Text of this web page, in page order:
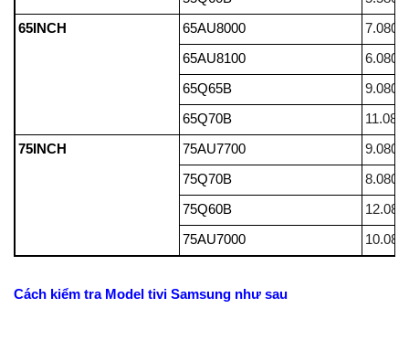
65INCH 65AU8000
65AU8100
65Q65B
65Q70B
75INCH 75AU7700
75Q70B
75Q60B
75AU7000
Cách kiểm tra Model tivi Samsung như sau